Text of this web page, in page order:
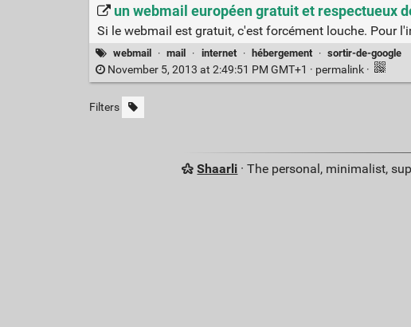
un webmail européen gratuit et respectueux
Si le webmail est gratuit, c'est forcément louche. Pour
webmail · mail · internet · hébergement · sortir-de-google
November 5, 2013 at 2:49:51 PM GMT+1 · permalink ·
Filters
Shaarli · The personal, minimalist,